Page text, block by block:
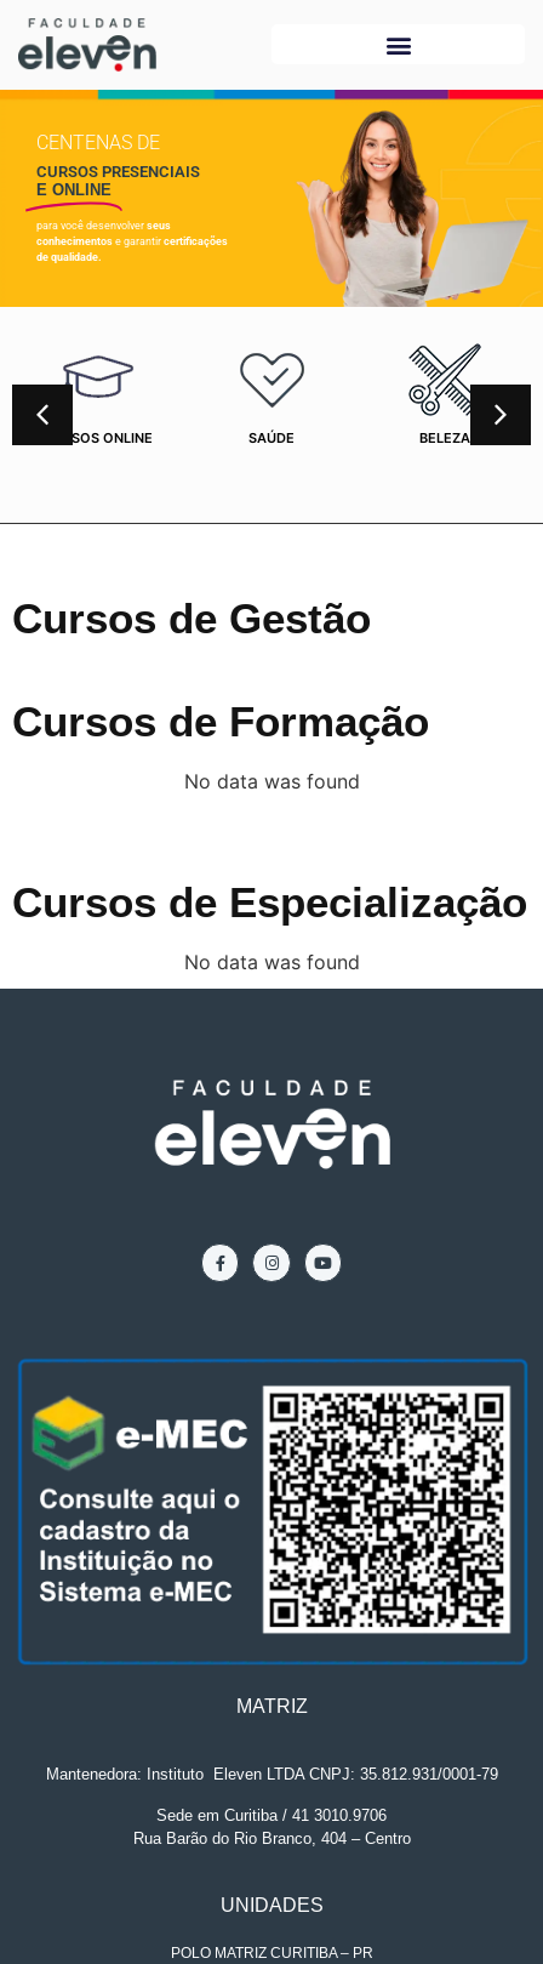
CENTENAS DE
CURSOS PRESENCIAIS
E ONLINE
para você desenvolver seus
conhecimentos e garantir certificações
de qualidade.
CURSOS ONLINE SAÚDE BELEZA
Cursos de Gestão
Cursos de Formação
No data was found
Cursos de Especialização
No data was found
MATRIZ
Mantenedora: Instituto. Eleven LTDA CNPJ: 35.812.931/0001-79
Sede em Curitiba / 41 3010.9706
Rua Barão do Rio Branco, 404 – Centro
UNIDADES
POLO MATRIZ CURITIBA – PR